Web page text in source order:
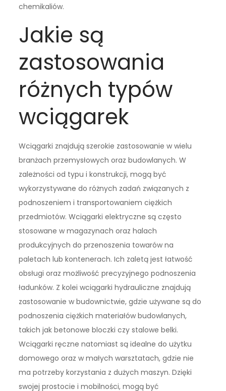
chemikaliów.
Jakie są
zastosowania
różnych typów
wciągarek
Wciągarki znajdują szerokie zastosowanie w wielu
branżach przemysłowych oraz budowlanych. W
zależności od typu i konstrukcji, mogą być
wykorzystywane do różnych zadań związanych z
podnoszeniem i transportowaniem ciężkich
przedmiotów. Wciągarki elektryczne są często
stosowane w magazynach oraz halach
produkcyjnych do przenoszenia towarów na
paletach lub kontenerach. Ich zaletą jest łatwość
obsługi oraz możliwość precyzyjnego podnoszenia
ładunków. Z kolei wciągarki hydrauliczne znajdują
zastosowanie w budownictwie, gdzie używane są do
podnoszenia ciężkich materiałów budowlanych,
takich jak betonowe bloczki czy stalowe belki.
Wciągarki ręczne natomiast są idealne do użytku
domowego oraz w małych warsztatach, gdzie nie
ma potrzeby korzystania z dużych maszyn. Dzięki
swojej prostocie i mobilności, mogą być